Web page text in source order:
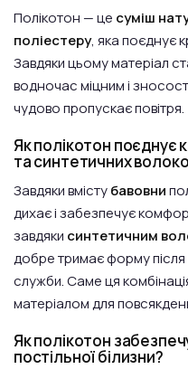
Полікотон — це суміш
поліестеру, яка поєднує
Завдяки цьому матеріал
водночас міцним і
чудово пропускає повітря.
Як полікотон поєднує
та синтетичних
Завдяки вмістубавовни
дихає і забезпечує
завдяки синтетичним
добре тримає форму після
служби. Саме ця
матеріалом для
Як полікотон
постільної білизни?